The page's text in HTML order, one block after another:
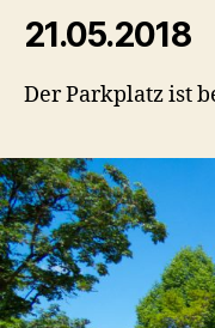
21.05.2018
Der Parkplatz ist